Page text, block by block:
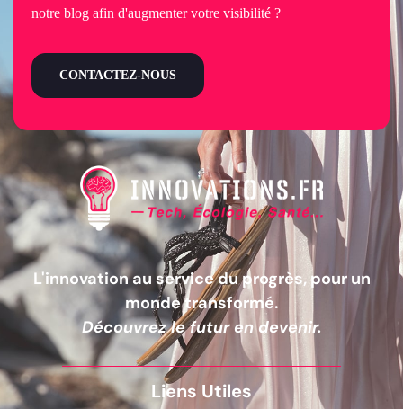
L'innovation au service du progrès, pour un
monde transformé.
Découvrez le futur en devenir.
Liens Utiles
notre blog afin d'augmenter votre visibilité ?
CONTACTEZ-NOUS